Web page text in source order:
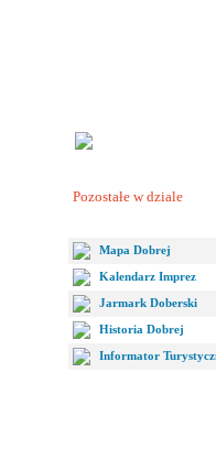
Pozostałe w dziale
Mapa Dobrej
Kalendarz Imprez
Jarmark Doberski
Historia Dobrej
Informator